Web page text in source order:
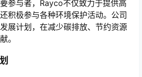
参与者，Rayco不仅致力于提供高
积极参与各种环境保护活动。公司
展计划，在减少碳排放、节约资源
。